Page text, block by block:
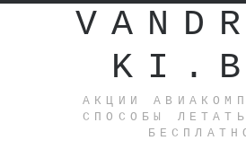
АКЦИИ
СПОСОБЫ